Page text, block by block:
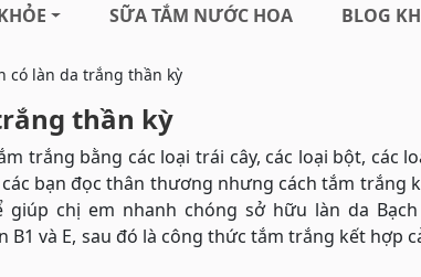
SỮA TẮM NƯỚC HOA BLOG
có làn da trắng thần kỳ
thần kỳ
trắng bằng các loại trái cây, các loại bột, các
bạn đọc thân thương nhưng cách tắm trắng
chị em nhanh chóng sở hữu làn da Bạch
và E, sau đó là công thức tắm trắng kết hợp